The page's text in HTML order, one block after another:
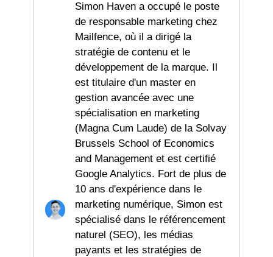
Simon Haven a occupé le poste
de responsable marketing chez
Mailfence, où il a dirigé la
stratégie de contenu et le
développement de la marque. Il
est titulaire d'un master en
gestion avancée avec une
spécialisation en marketing
(Magna Cum Laude) de la Solvay
Brussels School of Economics
and Management et est certifié
Google Analytics. Fort de plus de
10 ans d'expérience dans le
marketing numérique, Simon est
spécialisé dans le référencement
naturel (SEO), les médias
payants et les stratégies de